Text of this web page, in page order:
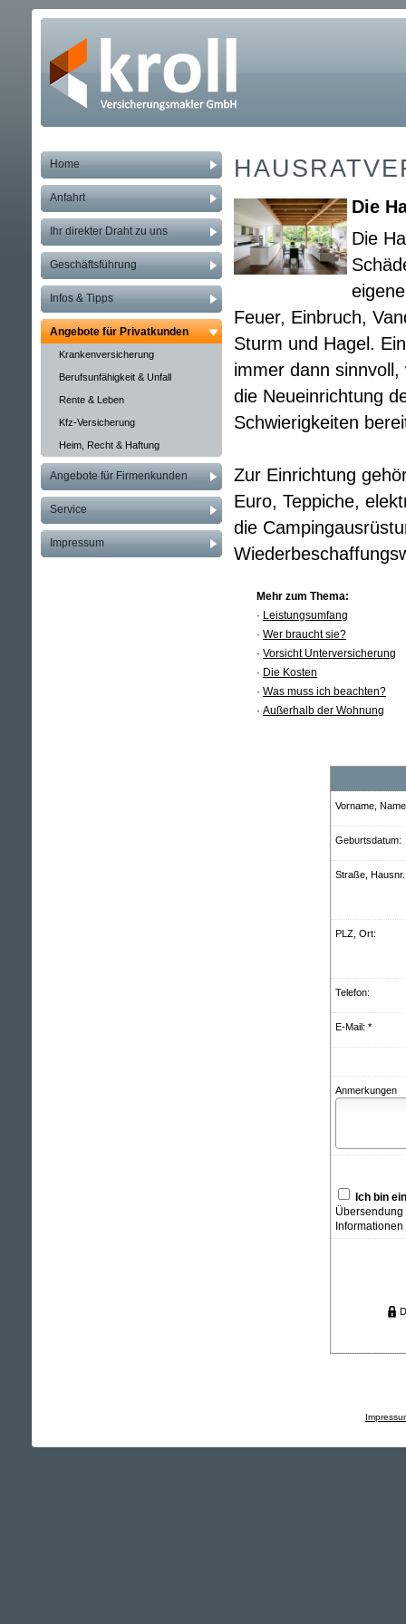
Home
Anfahrt
Ihr direkter Draht zu uns
Geschäftsführung
Infos & Tipps
Angebote für Privatkunden
Kranken­ver­si­che­rung
Berufs­unfähig­keit & Unfall
Rente & Leben
Kfz-Versicherung
Heim, Recht & Haftung
Angebote für Firmenkunden
Service
Impressum
Die
Die
Feuer, Einbruch,
Sturm und Hagel.
immer dann
die Neueinrichtung
Schwierigkeiten
Zur Einrichtung
Euro, Teppiche,
die
Mehr zum Thema:
· Leistungsumfang
· Wer braucht sie?
· Vorsicht Unterversicherung
· Die Kosten
· Was muss ich beachten?
· Außerhalb der Wohnung
Vorname,
Geburts­datum:
Straße,
PLZ, Ort:
Telefon:
E-Mail: *
Anmerkungen
Ich bin